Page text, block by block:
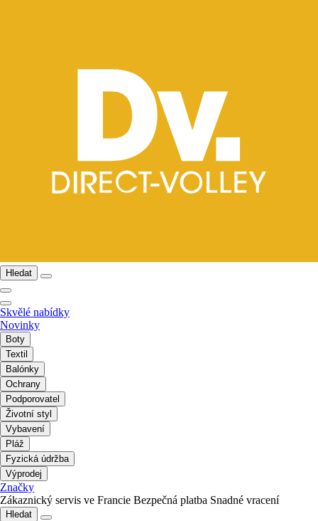
Hledat
Skvělé nabídky
Novinky
Boty
Textil
Balónky
Ochrany
Podporovatel
Životní styl
Vybavení
Pláž
Fyzická údržba
Výprodej
Značky
Zákaznický servis ve Francie Bezpečná platba Snadné vracení
Hledat